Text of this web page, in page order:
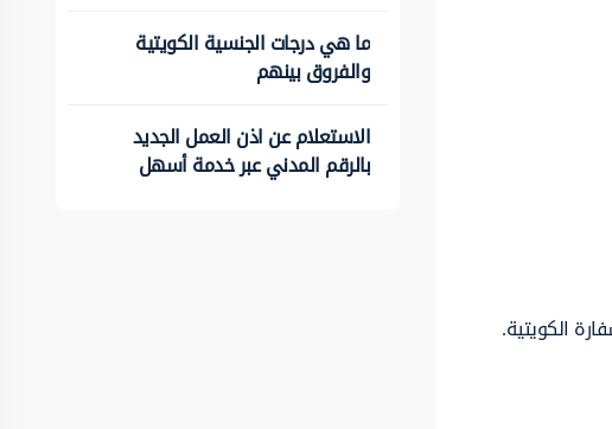
ما هي درجات الجنسية الكويتية
والفروق بينهم
الاستعلام عن اذن العمل الجديد
بالرقم المدني عبر خدمة أسهل